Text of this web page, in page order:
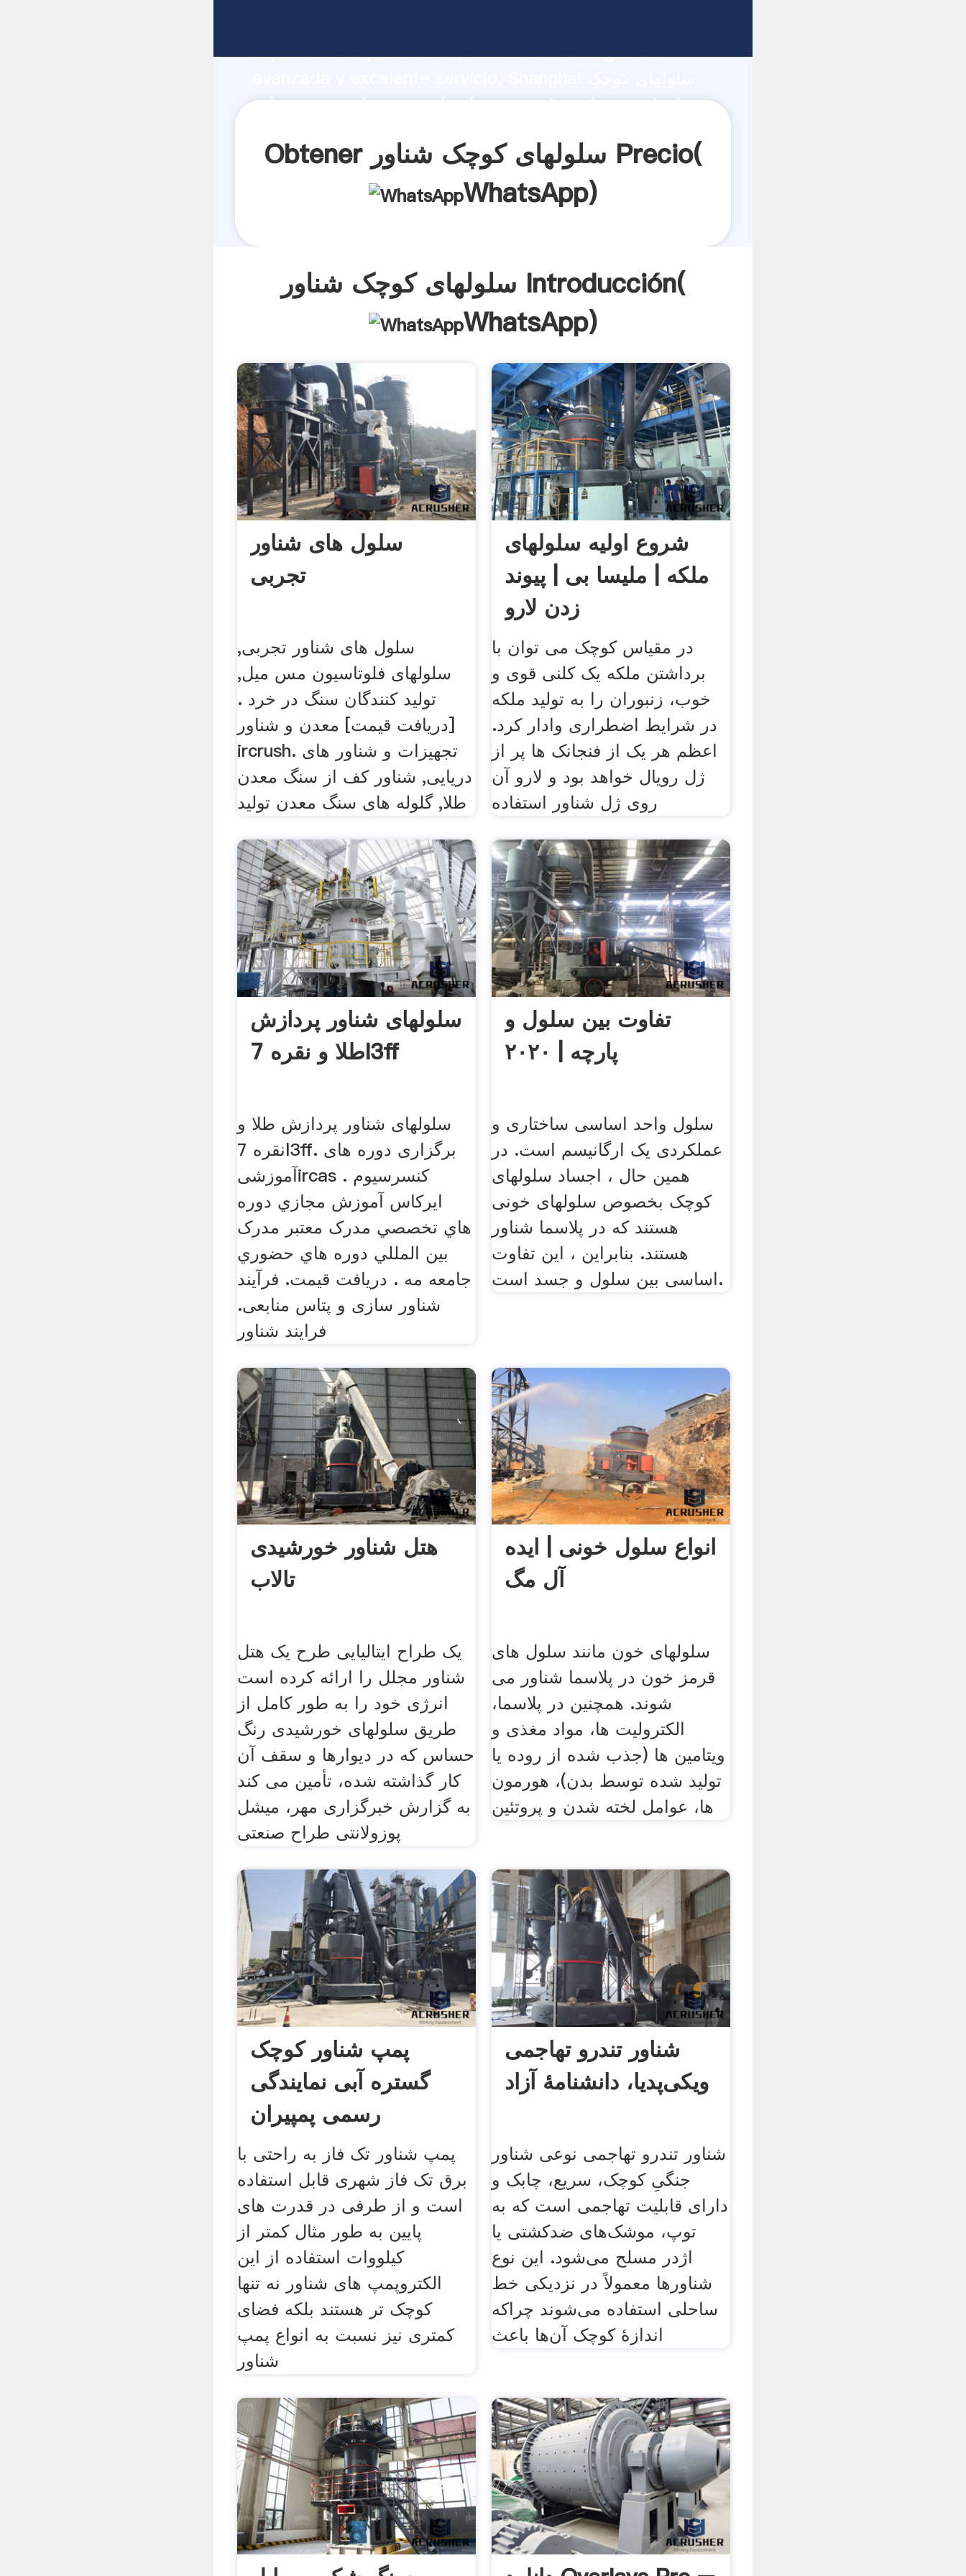
capacidad de producción, fuerza de investigación
شناور proveedor crea el valor y aporta valores a todos
Obtener سلولهای کوچک شناور Precio(
WhatsApp)
سلولهای کوچک شناور Introducción(
WhatsApp)
سلول های شناور
تجربی
سلول های شناور تجربی,
سلولهای فلوتاسیون مس میل,
تولید کنندگان سنگ در خرد .
[دریافت قیمت] معدن و شناور
ircrush. تجهیزات و شناور های
دریایی, شناور کف از سنگ معدن
طلا, گلوله های سنگ معدن تولید
شروع اولیه سلولهای
ملکه | ملیسا بی | پیوند
زدن لارو
در مقیاس کوچک می توان با
برداشتن ملکه یک کلنی قوی و
خوب، زنبوران را به تولید ملکه
در شرایط اضطراری وادار کرد.
اعظم هر یک از فنجانک ها پر از
ژل رویال خواهد بود و لارو آن
روی ژل شناور استفاده
سلولهای شناور پردازش
طلا و نقره 7l3ff
سلولهای شناور پردازش طلا و
نقره 7l3ff. برگزاری دوره های
آموزشیircas . کنسرسيوم
ايرکاس آموزش مجازي دوره
هاي تخصصي مدرک معتبر مدرک
بين المللي دوره هاي حضوري
جامعه مه . دریافت قیمت. فرآیند
شناور سازی و پتاس منابعی.
فرایند شناور
تفاوت بین سلول و
پارچه | ۲۰۲۰
سلول واحد اساسی ساختاری و
عملکردی یک ارگانیسم است. در
همین حال ، اجساد سلولهای
کوچک بخصوص سلولهای خونی
هستند که در پلاسما شناور
هستند. بنابراین ، این تفاوت
اساسی بین سلول و جسد است.
هتل شناور خورشیدی
تالاب
یک طراح ایتالیایی طرح یک هتل
شناور مجلل را ارائه کرده است
انرژی خود را به طور کامل از
طریق سلولهای خورشیدی رنگ
حساس که در دیوارها و سقف آن
کار گذاشته شده، تأمین می کند
به گزارش خبرگزاری مهر، میشل
پوزولانتی طراح صنعتی
انواع سلول خونی | ایده
آل مگ
سلولهای خون مانند سلول های
قرمز خون در پلاسما شناور می
شوند. همچنین در پلاسما،
الکترولیت ها، مواد مغذی و
ویتامین ها (جذب شده از روده یا
تولید شده توسط بدن)، هورمون
ها، عوامل لخته شدن و پروتئین
پمپ شناور کوچک
گستره آبی نمایندگی
رسمی پمپیران
پمپ شناور تک فاز به راحتی با
برق تک فاز شهری قابل استفاده
است و از طرفی در قدرت های
پایین به طور مثال کمتر از
کیلووات استفاده از این
الکتروپمپ های شناور نه تنها
کوچک تر هستند بلکه فضای
کمتری نیز نسبت به انواع پمپ
شناور
شناور تندرو تهاجمی
ویکی‌پدیا، دانشنامهٔ آزاد
شناور تندرو تهاجمی نوعی شناور
جنگیِ کوچک، سریع، چابک و
دارای قابلیت تهاجمی است که به
توپ، موشک‌های ضدکشتی یا
اژدر مسلح می‌شود. این نوع
شناورها معمولاً در نزدیکی خط
ساحلی استفاده می‌شوند چراکه
اندازهٔ کوچک آن‌ها باعث